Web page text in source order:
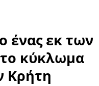
ένας εκ των
κύκλωμα
Κρήτη